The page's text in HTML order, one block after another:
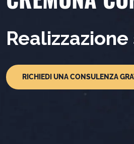
RICHIEDI UNA CONSULENZA